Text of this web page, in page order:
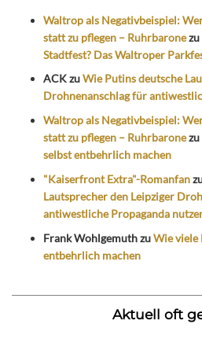
Waltrop als Negativbeispiel:
statt zu pflegen – Ruhrbaronezu
Stadtfest? Das Waltroper
ACKzuWie Putins deutsche
Drohnenanschlag für
Waltrop als Negativbeispiel:
statt zu pflegen – Ruhrbaronezu
selbst entbehrlich machen
"Kaiserfront Extra"-Romanfan
Lautsprecher den Leipziger
antiwestliche Propaganda
Frank WohlgemuthzuWie viele
entbehrlich machen
Aktuell oft